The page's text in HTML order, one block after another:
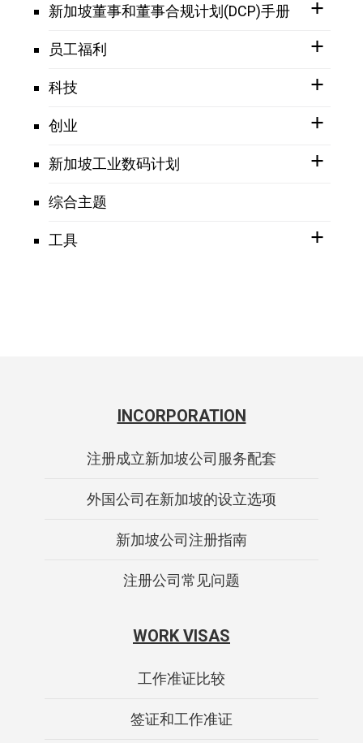
新加坡董事和董事合规计划(DCP)手册
员工福利
科技
创业
新加坡工业数码计划
综合主题
工具
INCORPORATION
注册成立新加坡公司服务配套
外国公司在新加坡的设立选项
新加坡公司注册指南
注册公司常见问题
WORK VISAS
工作准证比较
签证和工作准证